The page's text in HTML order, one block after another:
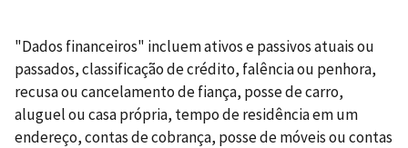
"Dados financeiros" incluem ativos e passivos atuais ou
passados, classificação de crédito, falência ou penhora,
recusa ou cancelamento de fiança, posse de carro,
aluguel ou casa própria, tempo de residência em um
endereço, contas de cobrança, posse de móveis ou contas